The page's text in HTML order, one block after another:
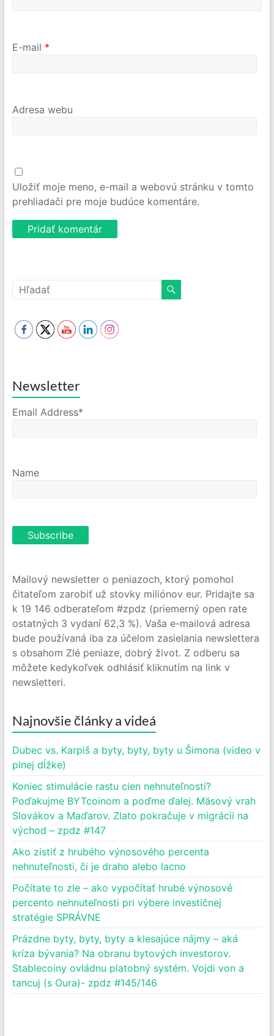
E-mail *
Adresa webu
Uložiť moje meno, e-mail a webovú stránku v tomto
prehliadači pre moje budúce komentáre.
Newsletter
Email Address*
Name
Mailový newsletter o peniazoch, ktorý pomohol
čitateľom zarobiť už stovky miliónov eur. Pridajte sa
k 19 146 odberateľom #zpdz (priemerný open rate
ostatných 3 vydaní 62,3 %). Vaša e-mailová adresa
bude používaná iba za účelom zasielania newslettera
s obsahom Zlé peniaze, dobrý život. Z odberu sa
môžete kedykoľvek odhlásiť kliknutím na link v
newsletteri.
Najnovšie články a videá
Dubec vs. Karpiš a byty, byty, byty u Šimona (video v
plnej dĺžke)
Koniec stimulácie rastu cien nehnuteľností?
Poďakujme BYTcoinom a poďme ďalej. Mäsový vrah
Slovákov a Maďarov. Zlato pokračuje v migrácii na
východ – zpdz #147
Ako zistiť z hrubého výnosového percenta
nehnuteľnosti, či je draho alebo lacno
Počítate to zle – ako vypočítať hrubé výnosové
percento nehnuteľnosti pri výbere investičnej
stratégie SPRÁVNE
Prázdne byty, byty, byty a klesajúce nájmy – aká
kríza bývania? Na obranu bytových investorov.
Stablecoiny ovládnu platobný systém. Vojdi von a
tancuj (s Oura)- zpdz #145/146